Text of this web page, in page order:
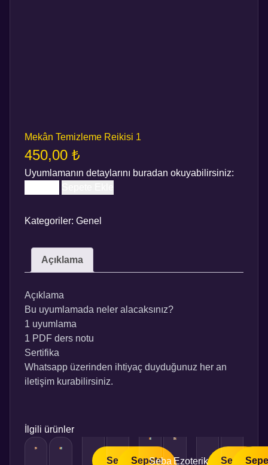
Mekân Temizleme Reikisi 1
450,00 ₺
Uyumlamanın detaylarını buradan okuyabilirsiniz:
1
Kategoriler: Genel
Açıklama
Açıklama
Bu uyumlamada neler alacaksınız?
1 uyumlama
1 PDF ders notu
Sertifika
Whatsapp üzerinden ihtiyaç duyduğunuz her an
iletişim kurabilirsiniz.
İlgili ürünler
Seçeneklervar.
Sepete
Seba
Sepete
Ezoterik